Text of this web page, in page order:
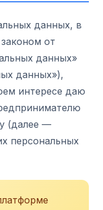
данных, в
от
данных»
данных»),
интересе даю
(далее —
персональных